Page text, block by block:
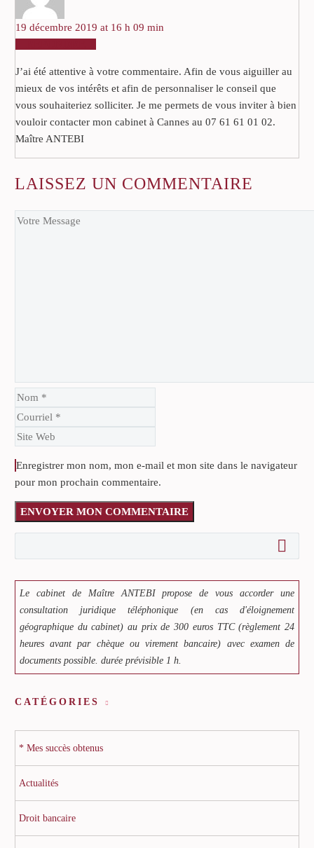
19 décembre 2019 at 16 h 09 min
J’ai été attentive à votre commentaire. Afin de vous aiguiller au
mieux de vos intérêts et afin de personnaliser le conseil que
vous souhaiteriez solliciter. Je me permets de vous inviter à bien
vouloir contacter mon cabinet à Cannes au 07 61 61 01 02.
Maître ANTEBI
LAISSEZ UN COMMENTAIRE
Enregistrer mon nom, mon e-mail et mon site dans le navigateur
pour mon prochain commentaire.
ENVOYER MON COMMENTAIRE
Le cabinet de Maître ANTEBI propose de vous accorder une
consultation juridique téléphonique (en cas d'éloignement
géographique du cabinet) au prix de 300 euros TTC (règlement 24
heures avant par chèque ou virement bancaire) avec examen de
documents possible. durée prévisible 1 h.
CATÉGORIES
* Mes succès obtenus
Actualités
Droit bancaire